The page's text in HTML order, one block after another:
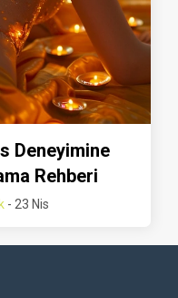
Deneyimine
Rehberi
- 23 Nis